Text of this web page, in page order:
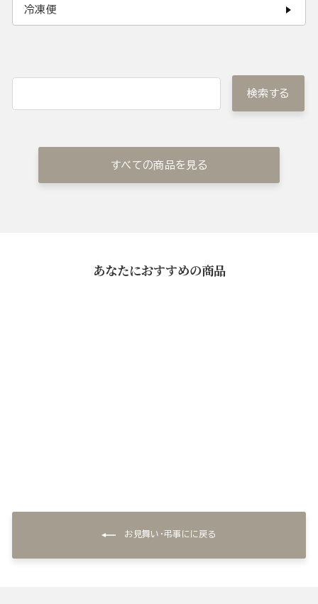
冷凍便
検索する
すべての商品を見る
あなたにおすすめの商品
お見舞い・弔事にに戻る